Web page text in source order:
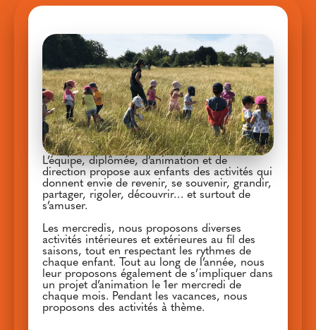
L’équipe, diplômée, d’animation et de
direction propose aux enfants des activités qui
donnent envie de revenir, se souvenir, grandir,
partager, rigoler, découvrir… et surtout de
s’amuser.
Les mercredis, nous proposons diverses
activités intérieures et extérieures au fil des
saisons, tout en respectant les rythmes de
chaque enfant. Tout au long de l’année, nous
leur proposons également de s’impliquer dans
un projet d’animation le 1er mercredi de
chaque mois. Pendant les vacances, nous
proposons des activités à thème.